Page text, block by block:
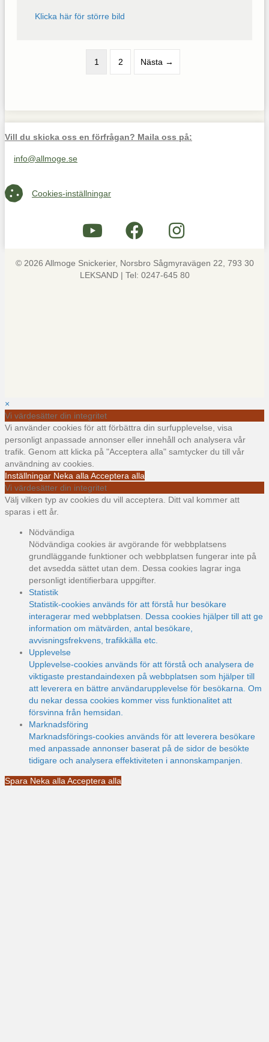
Klicka här för större bild
1 2 Nästa →
Vill du skicka oss en förfrågan? Maila oss på:
Maila oss på info@allmoge.se
info@allmoge.se
Cookies-inställningar
Cookies-inställningar
© 2026 Allmoge Snickerier, Norsbro Sågmyravägen 22, 793 30
LEKSAND | Tel: 0247-645 80
×
Vi värdesätter din integritet
Vi använder cookies för att förbättra din surfupplevelse, visa
personligt anpassade annonser eller innehåll och analysera vår
trafik. Genom att klicka på "Acceptera alla" samtycker du till vår
användning av cookies.
Inställningar Neka alla Acceptera alla
Vi värdesätter din integritet
Välj vilken typ av cookies du vill acceptera. Ditt val kommer att
sparas i ett år.
Nödvändiga
Nödvändiga cookies är avgörande för webbplatsens
grundläggande funktioner och webbplatsen fungerar inte på
det avsedda sättet utan dem. Dessa cookies lagrar inga
personligt identifierbara uppgifter.
Statistik
Statistik-cookies används för att förstå hur besökare
interagerar med webbplatsen. Dessa cookies hjälper till att ge
information om mätvärden, antal besökare,
avvisningsfrekvens, trafikkälla etc.
Upplevelse
Upplevelse-cookies används för att förstå och analysera de
viktigaste prestandaindexen på webbplatsen som hjälper till
att leverera en bättre användarupplevelse för besökarna. Om
du nekar dessa cookies kommer viss funktionalitet att
försvinna från hemsidan.
Marknadsföring
Marknadsförings-cookies används för att leverera besökare
med anpassade annonser baserat på de sidor de besökte
tidigare och analysera effektiviteten i annonskampanjen.
Spara Neka alla Acceptera alla